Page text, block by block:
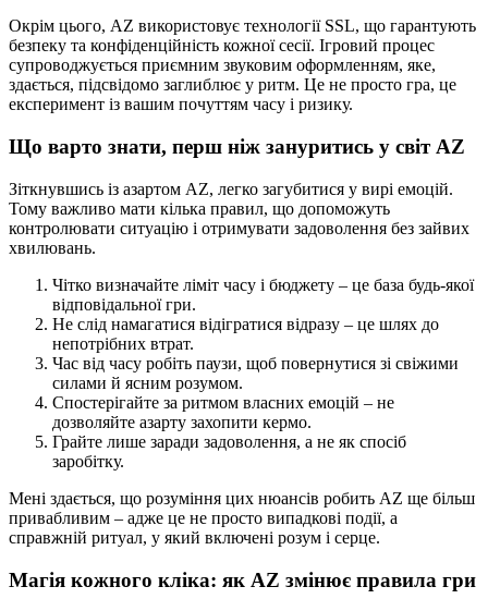
Окрім цього, AZ використовує технології SSL, що гарантують
безпеку та конфіденційність кожної сесії. Ігровий процес
супроводжується приємним звуковим оформленням, яке,
здається, підсвідомо заглиблює у ритм. Це не просто гра, це
експеримент із вашим почуттям часу і ризику.
Що варто знати, перш ніж зануритись у світ AZ
Зіткнувшись із азартом AZ, легко загубитися у вирі емоцій.
Тому важливо мати кілька правил, що допоможуть
контролювати ситуацію і отримувати задоволення без зайвих
хвилювань.
Чітко визначайте ліміт часу і бюджету – це база будь-якої
відповідальної гри.
Не слід намагатися відігратися відразу – це шлях до
непотрібних втрат.
Час від часу робіть паузи, щоб повернутися зі свіжими
силами й ясним розумом.
Спостерігайте за ритмом власних емоцій – не
дозволяйте азарту захопити кермо.
Грайте лише заради задоволення, а не як спосіб
заробітку.
Мені здається, що розуміння цих нюансів робить AZ ще більш
привабливим – адже це не просто випадкові події, а
справжній ритуал, у який включені розум і серце.
Магія кожного кліка: як AZ змінює правила гри